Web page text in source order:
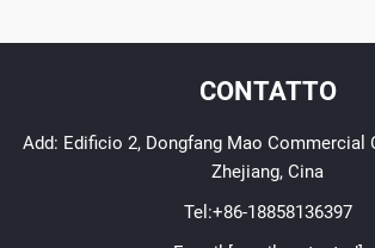
CONTATTO
Add: Edificio 2, Dongfang Mao Commercial
Zhejiang, Cina
Tel:+86-18858136397